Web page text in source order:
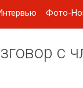
Фото-
с